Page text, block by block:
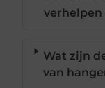
verhelpen
Wat zijn
van